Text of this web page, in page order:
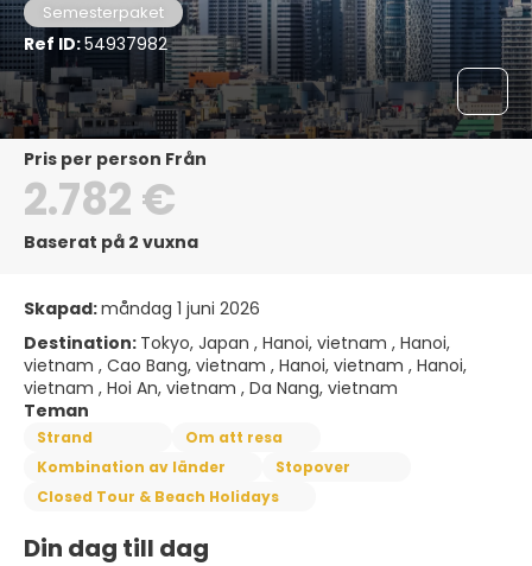
Semesterpaket
Ref ID:54937982
pris per person Från
2.782 €
Baserat på 2 vuxna
Skapad:måndag 1 juni 2026
Destination: Tokyo, Japan , Hanoi, vietnam , Hanoi,
vietnam , Cao Bang, vietnam , Hanoi, vietnam , Hanoi,
vietnam , Hoi An, vietnam , Da Nang, vietnam
Teman
Strand
Om att resa
Kombination av länder
Stopover
Closed Tour & Beach Holidays
Din dag till dag